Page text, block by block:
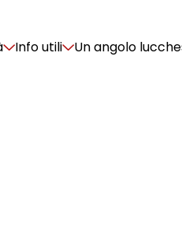
Info utili Un angolo